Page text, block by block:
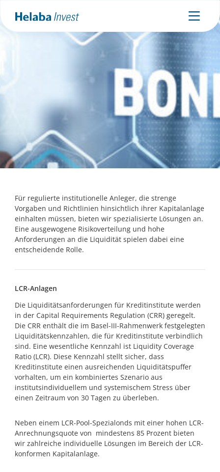
Für regulierte institutionelle Anleger, die strenge
Vorgaben und Richtlinien hinsichtlich ihrer Kapitalanlage
einhalten müssen, bieten wir spezialisierte Lösungen an.
Eine ausgewogene Risikoverteilung und hohe
Anforderungen an die Liquidität spielen dabei eine
entscheidende Rolle.
LCR-Anlagen
Die Liquiditätsanforderungen für Kreditinstitute werden
in der Capital Requirements Regulation (CRR) geregelt.
Die CRR enthält die im Basel-III-Rahmenwerk festgelegten
Liquiditätskennzahlen, die für Kreditinstitute verbindlich
sind. Eine wesentliche Kennzahl ist Liquidity Coverage
Ratio (LCR). Diese Kennzahl stellt sicher, dass
Kreditinstitute einen ausreichenden Liquiditätspuffer
vorhalten, um ein kombiniertes Szenario aus
institutsindividuellem und systemischem Stress über
einen Zeitraum von 30 Tagen zu überleben.
Neben einem LCR-Pool-Spezialonds mit einer hohen LCR-
Anrechnungsquote von mindestens 85 Prozent bieten
wir zahlreiche individuelle Lösungen im Bereich der LCR-
konformen Kapitalanlage.